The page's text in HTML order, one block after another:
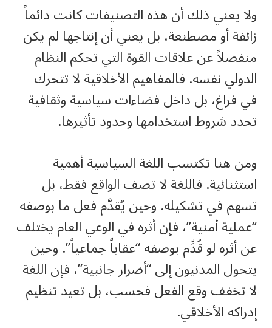
ولا يعني ذلك أن هذه التصنيفات كانت دائماً
زائفة أو مصطنعة، بل يعني أن إنتاجها لم يكن
منفصلاً عن علاقات القوة التي تحكم النظام
الدولي نفسه. فالمفاهيم الأخلاقية لا تتحرك
في فراغ، بل داخل فضاءات سياسية وثقافية
تحدد شروط استخدامها وحدود تأثيرها.
ومن هنا تكتسب اللغة السياسية أهمية
استثنائية. فاللغة لا تصف الواقع فقط، بل
تسهم في تشكيله. وحين يُقدَّم فعل ما بوصفه
“عملية أمنية”، فإن أثره في الوعي العام يختلف
عن أثره لو قُدِّم بوصفه “عقاباً جماعياً”. وحين
يتحول المدنيون إلى “أضرار جانبية”، فإن اللغة
لا تخفف وقع الفعل فحسب، بل تعيد تنظيم
إدراكه الأخلاقي.